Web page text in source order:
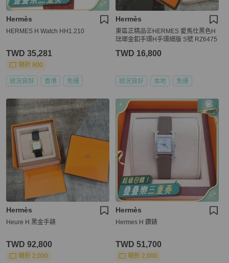
Hermès
HERMES H Watch HH1.210
TWD 35,281
現折 800
狀況良好 香港 免運
Hermès
東區正精品㊣HERMES 愛馬仕黑色H
琺瑯金釦手環H手環細版 S號 RZ6475
TWD 16,800
狀況良好 本地 免運
Hermès
Heure H 黑金手錶
TWD 92,800
現折 2,000
Hermès
Hermes H 鑽錶
TWD 51,700
現折 2,000